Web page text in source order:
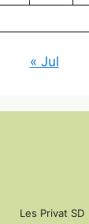
« Jul
Les Privat SD